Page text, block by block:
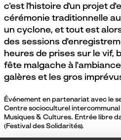
c’est l’histoire d’un projet
cérémonie traditionnelle
un cyclone, et tout est
des sessions
heures de prises sur le vif,
fête malgache à
galères et les gros
Événement en partenariat avec le
Centre socioculturel intercommunal
Musiques & Cultures. Entrée libre
(Festival des Solidarités).